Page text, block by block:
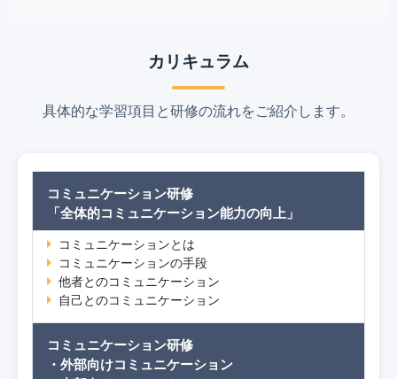
カリキュラム
具体的な学習項目と研修の流れをご紹介します。
コミュニケーション研修
「全体的コミュニケーション能力の向上」
コミュニケーションとは
コミュニケーションの手段
他者とのコミュニケーション
自己とのコミュニケーション
コミュニケーション研修
・外部向けコミュニケーション